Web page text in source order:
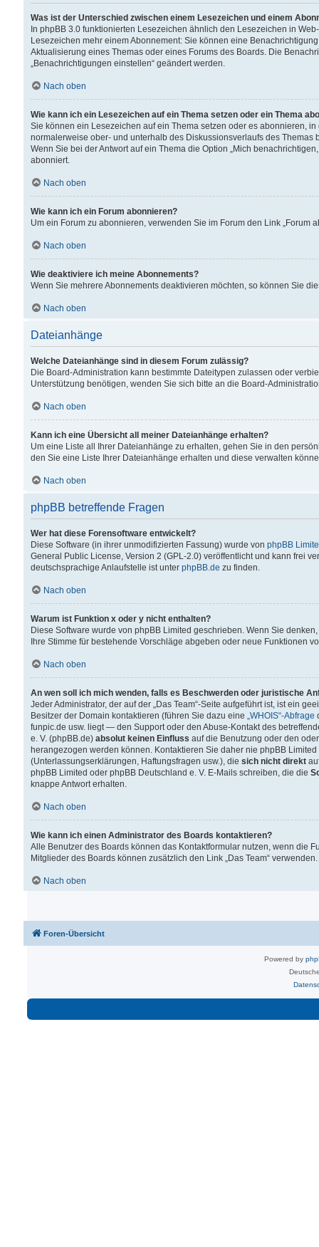
Was ist der Unterschied zwischen einem Lesezeichen und einem
In phpBB 3.0 funktionierten Lesezeichen ähnlich den Lesezeichen in
Lesezeichen mehr einem Abonnement: Sie können eine
Aktualisierung eines Themas oder eines Forums des Boards. Die
„Benachrichtigungen einstellen“ geändert werden.
Nach oben
Wie kann ich ein Lesezeichen auf ein Thema setzen oder ein Thema
Sie können ein Lesezeichen auf ein Thema setzen oder es abonnieren,
normalerweise ober- und unterhalb des Diskussionsverlaufs des Themas
Wenn Sie bei der Antwort auf ein Thema die Option „Mich
abonniert.
Nach oben
Wie kann ich ein Forum abonnieren?
Um ein Forum zu abonnieren, verwenden Sie im Forum den Link „Forum
Nach oben
Wie deaktiviere ich meine Abonnements?
Wenn Sie mehrere Abonnements deaktivieren möchten, so können Sie
Nach oben
Dateianhänge
Welche Dateianhänge sind in diesem Forum zulässig?
Die Board-Administration kann bestimmte Dateitypen zulassen oder
Unterstützung benötigen, wenden Sie sich bitte an die Board-
Nach oben
Kann ich eine Übersicht all meiner Dateianhänge erhalten?
Um eine Liste all Ihrer Dateianhänge zu erhalten, gehen Sie in den
den Sie eine Liste Ihrer Dateianhänge erhalten und diese verwalten
Nach oben
phpBB betreffende Fragen
Wer hat diese Forensoftware entwickelt?
Diese Software (in ihrer unmodifizierten Fassung) wurde von phpBB
General Public License, Version 2 (GPL-2.0) veröffentlicht und kann frei
deutschsprachige Anlaufstelle ist unter phpBB.de zu finden.
Nach oben
Warum ist Funktion x oder y nicht enthalten?
Diese Software wurde von phpBB Limited geschrieben. Wenn Sie
Ihre Stimme für bestehende Vorschläge abgeben oder neue Funktionen
Nach oben
An wen soll ich mich wenden, falls es Beschwerden oder juristische
Jeder Administrator, der auf der „Das Team“-Seite aufgeführt ist, ist ein
Besitzer der Domain kontaktieren (führen Sie dazu eine „WHOIS“-Abfrage
funpic.de usw. liegt — den Support oder den Abuse-Kontakt des
e. V. (phpBB.de) absolut keinen Einfluss auf die Benutzung oder den
herangezogen werden können. Kontaktieren Sie daher nie phpBB
(Unterlassungserklärungen, Haftungsfragen usw.), die sich nicht direkt
phpBB Limited oder phpBB Deutschland e. V. E-Mails schreiben, die die
knappe Antwort erhalten.
Nach oben
Wie kann ich einen Administrator des Boards kontaktieren?
Alle Benutzer des Boards können das Kontaktformular nutzen, wenn die
Mitglieder des Boards können zusätzlich den Link „Das Team“ verwenden.
Nach oben
Foren-Übersicht
Powered by